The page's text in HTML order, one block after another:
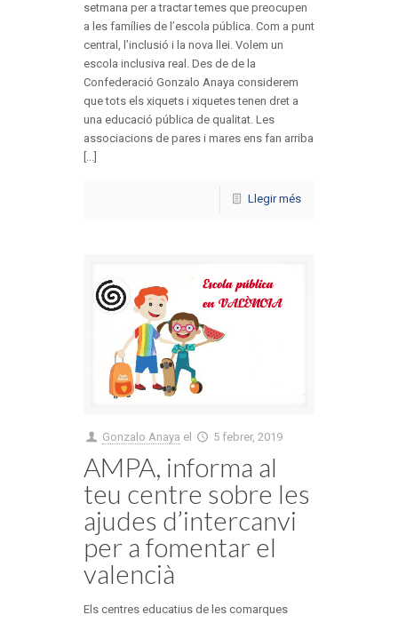
setmana per a tractar temes que preocupen
a les famílies de l’escola pública. Com a punt
central, l’inclusió i la nova llei. Volem un
escola inclusiva real. Des de de la
Confederació Gonzalo Anaya considerem
que tots els xiquets i xiquetes tenen dret a
una educació pública de qualitat. Les
associacions de pares i mares ens fan arriba
[...]
Llegir més
Gonzalo Anaya el 5 febrer, 2019
AMPA, informa al
teu centre sobre les
ajudes d’intercanvi
per a fomentar el
valencià
Els centres educatius de les comarques